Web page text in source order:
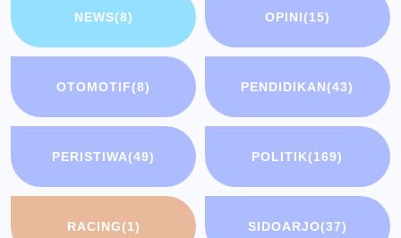
NEWS(8) OPINI(15)
OTOMOTIF(8) PENDIDIKAN(43)
PERISTIWA(49) POLITIK(169)
RACING(1) SIDOARJO(37)